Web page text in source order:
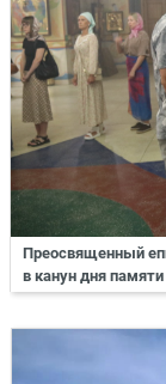
Преосвященный
в канун дня